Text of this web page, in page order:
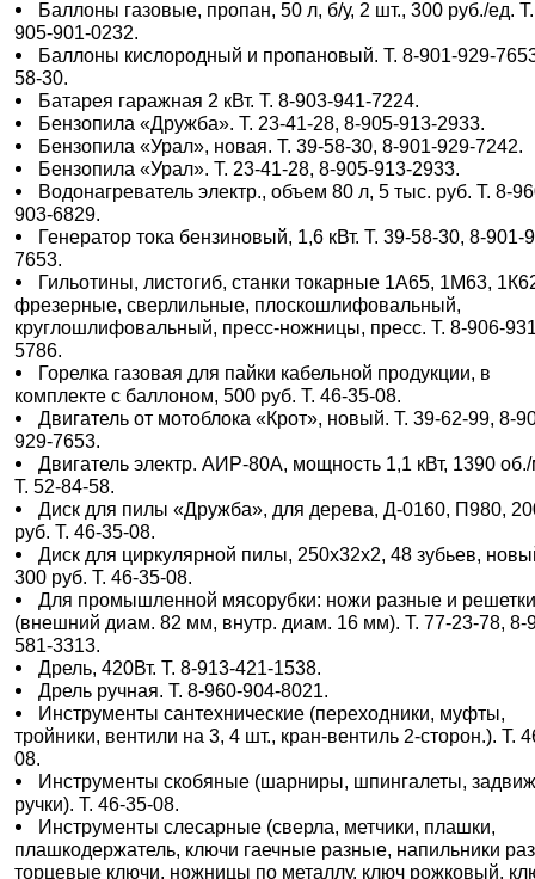
Баллоны газовые, пропан, 50 л, б/у, 2 шт., 300 руб./ед.
905-901-0232.
Баллоны кислородный и пропановый. Т. 8-901-929-
58-30.
Батарея гаражная 2 кВт. Т. 8-903-941-7224.
Бензопила «Дружба». Т. 23-41-28, 8-905-913-2933.
Бензопила «Урал», новая. Т. 39-58-30, 8-901-929-7242.
Бензопила «Урал». Т. 23-41-28, 8-905-913-2933.
Водонагреватель электр., объем 80 л, 5 тыс. руб. Т. 8-
903-6829.
Генератор тока бензиновый, 1,6 кВт. Т. 39-58-30, 8-901-
7653.
Гильотины, листогиб, станки токарные 1А65, 1М63,
фрезерные, сверлильные, плоскошлифовальный,
круглошлифовальный, пресс-ножницы, пресс. Т. 8-906-
5786.
Горелка газовая для пайки кабельной продукции, в
комплекте с баллоном, 500 руб. Т. 46-35-08.
Двигатель от мотоблока «Крот», новый. Т. 39-62-99, 8-
929-7653.
Двигатель электр. АИР-80А, мощность 1,1 кВт, 1390
Т. 52-84-58.
Диск для пилы «Дружба», для дерева, Д-0160, П980,
руб. Т. 46-35-08.
Диск для циркулярной пилы, 250х32х2, 48 зубьев,
300 руб. Т. 46-35-08.
Для промышленной мясорубки: ножи разные и
(внешний диам. 82 мм, внутр. диам. 16 мм). Т. 77-23-78, 8-
581-3313.
Дрель, 420Вт. Т. 8-913-421-1538.
Дрель ручная. Т. 8-960-904-8021.
Инструменты сантехнические (переходники, муфты,
тройники, вентили на 3, 4 шт., кран-вентиль 2-сторон.). Т.
08.
Инструменты скобяные (шарниры, шпингалеты,
ручки). Т. 46-35-08.
Инструменты слесарные (сверла, метчики, плашки,
плашкодержатель, ключи гаечные разные, напильники
торцевые ключи, ножницы по металлу, ключ рожковый,